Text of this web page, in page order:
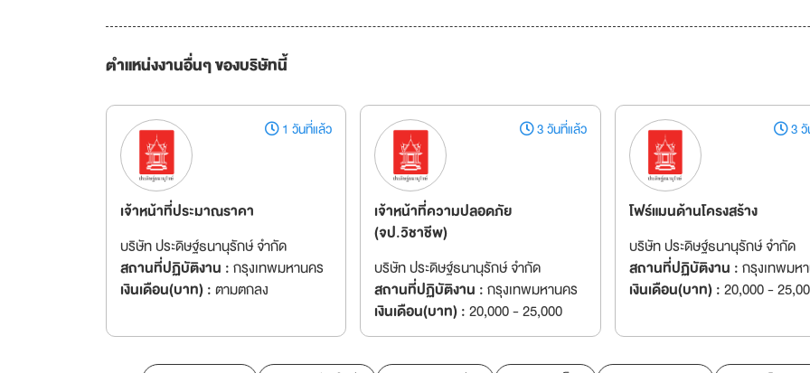
ตำแหน่งงานอื่นๆ ของบริษัทนี้
1 วันที่แล้ว
เจ้าหน้าที่ประมาณราคา
บริษัท ประดิษฐ์ธนานุรักษ์ จำกัด
สถานที่ปฏิบัติงาน :กรุงเทพมหานคร
เงินเดือน(บาท) :ตามตกลง
3 วันที่แล้ว
เจ้าหน้าที่ความปลอดภัย
(จป.วิชาชีพ)
บริษัท ประดิษฐ์ธนานุรักษ์ จำกัด
สถานที่ปฏิบัติงาน :กรุงเทพมหานคร
เงินเดือน(บาท) :20,000 - 25,000
3 วั
โฟร์แมนด้านโครงสร้าง
บริษัท ประดิษฐ์ธนานุรักษ์ จำกัด
สถานที่ปฏิบัติงาน :กรุงเทพมห
เงินเดือน(บาท) :20,000 -